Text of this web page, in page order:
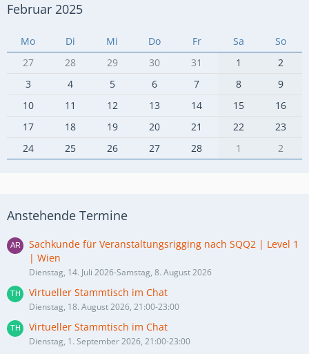
Februar 2025
Mo Di Mi Do Fr Sa
So
27
28 29 30 31 1
2
3
4 5 6 7 8
9
10
11 12 13 14 15
16
17
18 19 20 21 22
23
24
25 26 27 28 1 2
Anstehende Termine
Sachkunde für Veranstaltungsrigging nach SQQ2 | Level 1
| Wien
Dienstag, 14. Juli 2026-Samstag, 8. August 2026
Virtueller Stammtisch im Chat
Dienstag, 18. August 2026, 21:00-23:00
Virtueller Stammtisch im Chat
Dienstag, 1. September 2026, 21:00-23:00